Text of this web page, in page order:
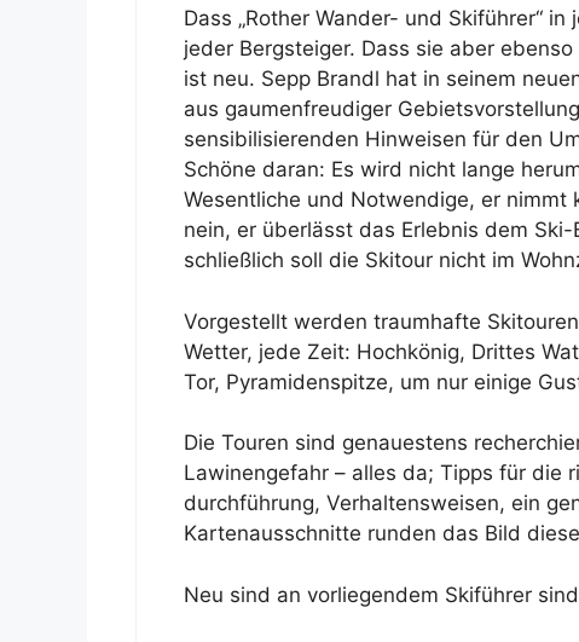
Dass „Rother Wander- und Skiführer“
jeder Bergsteiger. Dass sie aber
ist neu. Sepp Brandl hat in seinem
aus gaumenfreudiger
sensibilisierenden Hinweisen für den
Schöne daran: Es wird nicht lange
Wesentliche und Notwendige, er nimmt
nein, er überlässt das Erlebnis dem
schließlich soll die Skitour nicht im
Vorgestellt werden traumhafte
Wetter, jede Zeit: Hochkönig, Drittes
Tor, Pyramidenspitze, um nur einige
Die Touren sind genauestens
Lawinengefahr – alles da; Tipps für die
durchführung, Verhaltensweisen, ein
Kartenausschnitte runden das Bild
Neu sind an vorliegendem Skiführer